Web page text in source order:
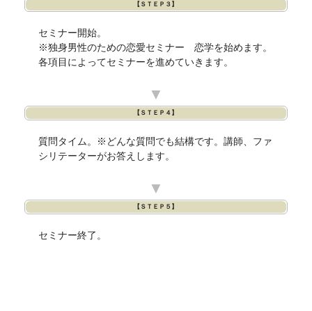
【ＳＴＥＰ３】
セミナー開始。
※独身男性のための恋愛セミナー 恋学を始めます。
各項目によってセミナーを進めていきます。
▼
【ＳＴＥＰ４】
質問タイム。※どんな質問でも結構です。講師、ファ
シリテーターがお答えします。
▼
【ＳＴＥＰ５】
セミナー終了。